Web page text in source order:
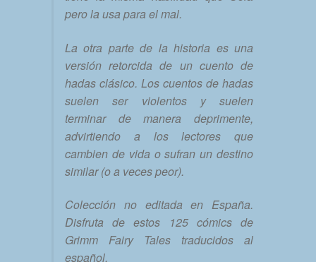
pero la usa para el mal.
La otra parte de la historia es una
versión retorcida de un cuento de
hadas clásico. Los cuentos de hadas
suelen ser violentos y suelen
terminar de manera deprimente,
advirtiendo a los lectores que
cambien de vida o sufran un destino
similar (o a veces peor).
Colección no editada en España.
Disfruta de estos 125 cómics de
Grimm Fairy Tales traducidos al
español.